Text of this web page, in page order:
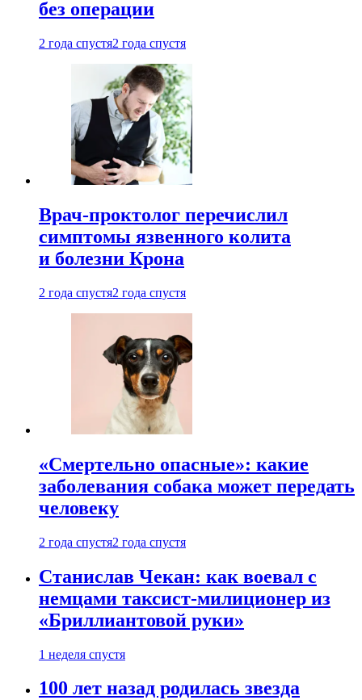
без операции
2 года спустя2 года спустя
Врач-проктолог перечислил
симптомы язвенного колита
и болезни Крона
2 года спустя2 года спустя
«Смертельно опасные»: какие
заболевания собака может передать
человеку
2 года спустя2 года спустя
Станислав Чекан: как воевал с
немцами таксист-милиционер из
«Бриллиантовой руки»
1 неделя спустя
100 лет назад родилась звезда